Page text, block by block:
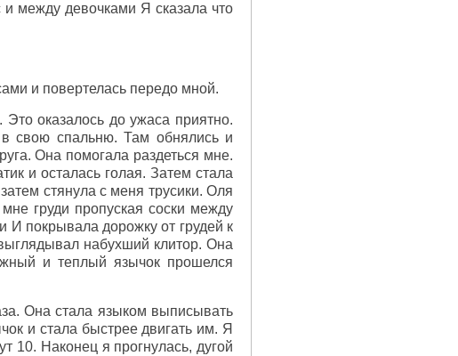
и между девочками Я сказала что
и повертелась передо мной.
оказалось до ужаса приятно.
свою спальню. Там обнялись и
Она помогала раздеться мне.
и осталась голая. Затем стала
стянула с меня трусики. Оля
груди пропуская соски между
И покрывала дорожку от грудей к
набухший клитор. Она
и теплый язычок прошелся
Она стала языком выписывать
и стала быстрее двигать им. Я
10. Наконец я прогнулась, дугой